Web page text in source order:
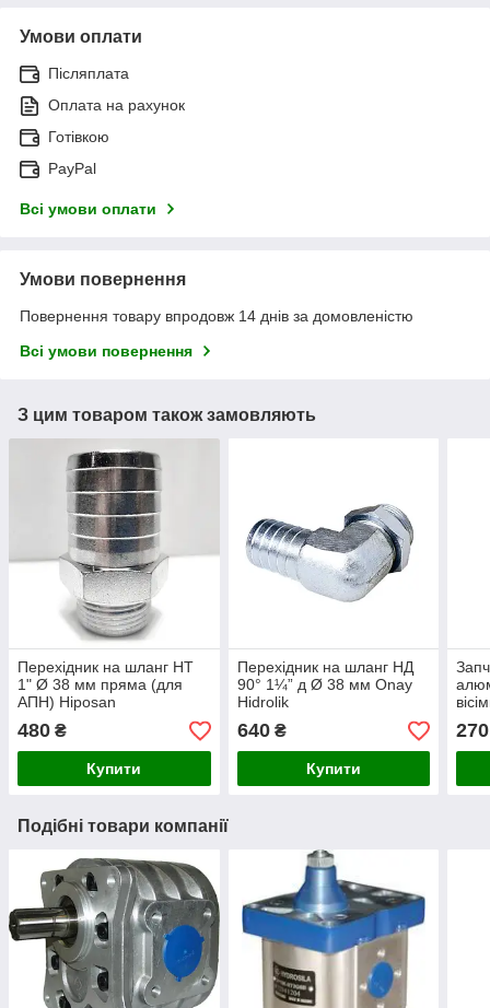
Умови оплати
Післяплата
Оплата на рахунок
Готівкою
PayPal
Всі умови оплати
Умови повернення
Повернення товару впродовж 14 днів за домовленістю
Всі умови повернення
З цим товаром також замовляють
Перехідник на шланг НТ
1" Ø 38 мм пряма (для
АПН) Hiposan
480 ₴
Купити
Перехідник на шланг НД
90° 1¼” д Ø 38 мм Onay
Hidrolik
640₴
Купити
270
Подібні товари компанії